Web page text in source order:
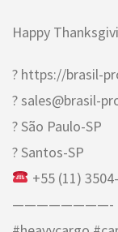
Happy
? https://brasil-
? sales@brasil-
? São Paulo-SP
? Santos-SP
+55 (11)
————————-